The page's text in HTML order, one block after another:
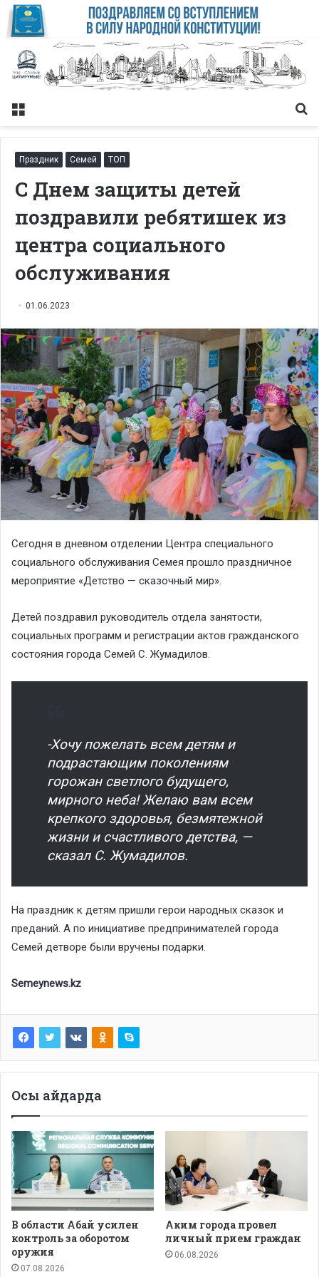
Меню
Праздник Семей ТОП
С Днем защиты детей
поздравили ребятишек из
центра социального
обслуживания
01.06.2023
Сегодня в дневном отделении Центра специального
социального обслуживания Семея прошло праздничное
мероприятие «Детство — сказочный мир».
Детей поздравил руководитель отдела занятости,
социальных программ и регистрации актов гражданского
состояния города Семей С. Жумадилов.
-Хочу пожелать всем детям и
подрастающим поколениям
горожан светлого будущего,
мирного неба! Желаю вам всем
крепкого здоровья, безмятежной
жизни и счастливого детства, —
сказал С. Жумадилов.
На праздник к детям пришли герои народных сказок и
преданий. А по инициативе предпринимателей города
Семей детворе были вручены подарки.
Semeynews.kz
Осы айдарда
В области Абай усилен
контроль за оборотом
оружия
07.08.2026
Аким города провел
личный прием граждан
06.08.2026